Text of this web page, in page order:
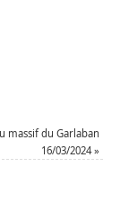
massif du Garlaban
16/03/2024»